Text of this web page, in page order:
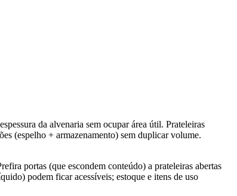
da alvenaria sem ocupar área útil. Prateleiras
(espelho + armazenamento) sem duplicar volume.
portas (que escondem conteúdo) a prateleiras abertas
podem ficar acessíveis; estoque e itens de uso